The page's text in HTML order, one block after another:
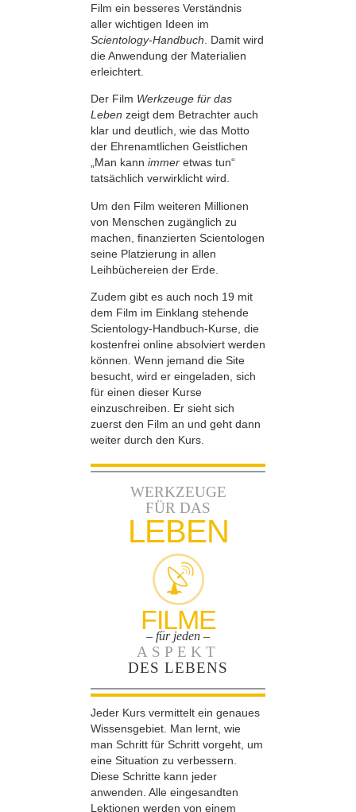
Film ein besseres Verständnis
aller wichtigen Ideen im
Scientology-Handbuch . Damit wird
die Anwendung der Materialien
erleichtert.
Der Film Werkzeuge für das
Leben zeigt dem Betrachter auch
klar und deutlich, wie das Motto
der Ehrenamtlichen Geistlichen
„Man kann immer etwas tun“
tatsächlich verwirklicht wird.
Um den Film weiteren Millionen
von Menschen zugänglich zu
machen, finanzierten Scientologen
seine Platzierung in allen
Leihbüchereien der Erde.
Zudem gibt es auch noch 19 mit
dem Film im Einklang stehende
Scientology-Handbuch-Kurse, die
kostenfrei online absolviert werden
können. Wenn jemand die Site
besucht, wird er eingeladen, sich
für einen dieser Kurse
einzuschreiben. Er sieht sich
zuerst den Film an und geht dann
weiter durch den Kurs.
WERKZEUGE
FÜR DAS
LEBEN
FILME
– für jeden –
ASPEKT
DES LEBENS
Jeder Kurs vermittelt ein genaues
Wissensgebiet. Man lernt, wie
man Schritt für Schritt vorgeht, um
eine Situation zu verbessern.
Diese Schritte kann jeder
anwenden. Alle eingesandten
Lektionen werden von einem